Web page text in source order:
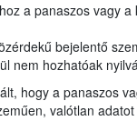
a panaszos vagy a
bejelentő
nem hozhatóak
hogy a panaszos
valótlan